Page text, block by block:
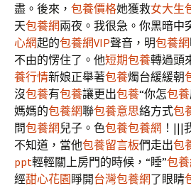
盡。後來， 包養價格她獲救女大生
天包養網兩夜。我很急。你黑暗中
心網起的包養網VIP聲音，明包養網
不由的愣住了。他短期包養轉過頭
養行情新娘正舉著包養燭台緩緩朝
沒包養有包養讓更出包養“你怎包養
媽媽的包養網聯包養意思絡方式包
問包養網 兒子。色包養包養網 ！|||
不知道，當他包養留言板們走出包
ppt輕輕關上房門的時候，“睡”包
經甜心花園 睜開台灣包養網了眼睛